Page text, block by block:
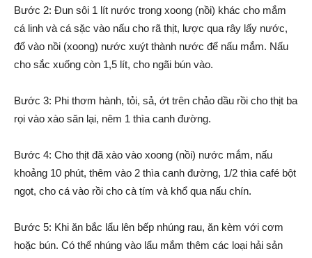
Bước 2: Đun sôi 1 lít nước trong xoong (nồi) khác cho mắm
cá linh và cá sặc vào nấu cho rã thịt, lược qua rây lấy nước,
đổ vào nồi (xoong) nước xuýt thành nước để nấu mắm. Nấu
cho sắc xuống còn 1,5 lít, cho ngãi bún vào.
Bước 3: Phi thơm hành, tỏi, sả, ớt trên chảo dầu rồi cho thịt ba
rọi vào xào săn lại, nêm 1 thìa canh đường.
Bước 4: Cho thịt đã xào vào xoong (nồi) nước mắm, nấu
khoảng 10 phút, thêm vào 2 thìa canh đường, 1/2 thìa café bột
ngọt, cho cá vào rồi cho cà tím và khổ qua nấu chín.
Bước 5: Khi ăn bắc lẩu lên bếp nhúng rau, ăn kèm với cơm
hoặc bún. Có thể nhúng vào lẩu mắm thêm các loại hải sản